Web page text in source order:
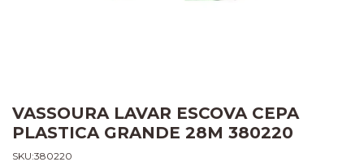
VASSOURA LAVAR ESCOVA CEPA
PLASTICA GRANDE 28M 380220
SKU:380220